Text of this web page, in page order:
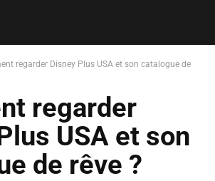
regarder Disney Plus USA et son catalogue de
regarder
USA et son
de rêve ?